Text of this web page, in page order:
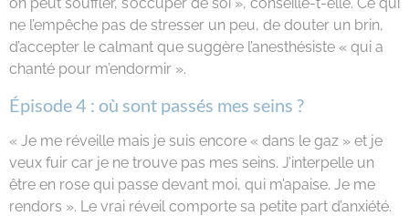
on peut souffler, s’occuper de soi », conseille-t-elle. Ce qui
ne l’empêche pas de stresser un peu, de douter un brin,
d’accepter le calmant que suggère l’anesthésiste « qui a
chanté pour m’endormir ».
Épisode 4 : où sont passés mes seins ?
« Je me réveille mais je suis encore « dans le gaz » et je
veux fuir car je ne trouve pas mes seins. J’interpelle un
être en rose qui passe devant moi, qui m’apaise. Je me
rendors ». Le vrai réveil comporte sa petite part d’anxiété.